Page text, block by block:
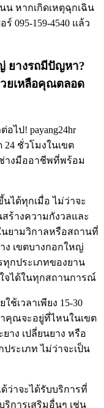
น หากเกิดเหตุฉุกเฉิน
095-159-4540 แล้ว
ยางรถมีปัญหา?
ยเหลือคุณตลอด
ไป! payang24hr
24 ชั่วโมงในเขต
างมืออาชีพที่พร้อม
นได้ทุกเมื่อ ไม่ว่าจะ
ร้างความกังวลและ
ยามวิกาลหรือสถานที่
ง เขตบางกอกใหญ่
ทุกประเภทของยาน
จได้ในทุกสถานการณ์
ช้เวลาเพียง 15-30
าคุณจะอยู่ที่ไหนในเขต
าง เปลี่ยนยาง หรือ
ระเภท ไม่ว่าจะเป็น
ว่าจะได้รับบริการที่
การเสริมอื่นๆ เช่น